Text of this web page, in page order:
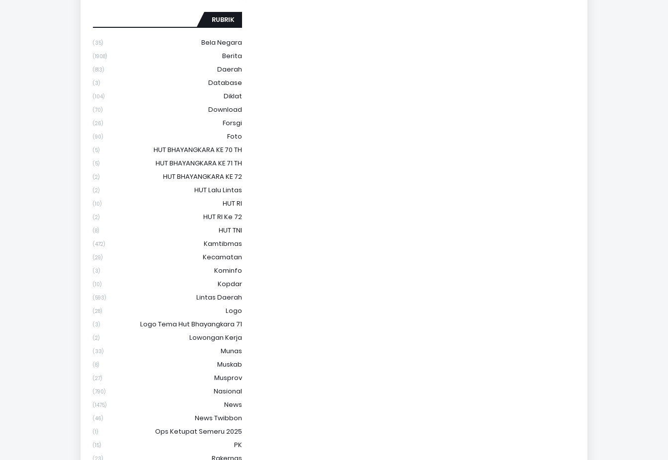
RUBRIK
Bela Negara
(35)
Berita
(1908)
Daerah
(813)
Database
(3)
Diklat
(104)
Download
(70)
Forsgi
(26)
Foto
(90)
HUT BHAYANGKARA KE 70 TH
(5)
HUT BHAYANGKARA KE 71 TH
(5)
HUT BHAYANGKARA KE 72
(2)
HUT Lalu Lintas
(2)
HUT RI
(10)
HUT RI Ke 72
(2)
HUT TNI
(8)
Kamtibmas
(472)
Kecamatan
(29)
Kominfo
(3)
Kopdar
(10)
Lintas Daerah
(593)
Logo
(28)
Logo Tema Hut Bhayangkara 71
(3)
Lowongan Kerja
(2)
Munas
(33)
Muskab
(8)
Musprov
(27)
Nasional
(790)
News
(1475)
News Twibbon
(46)
Ops Ketupat Semeru 2025
(1)
PK
(15)